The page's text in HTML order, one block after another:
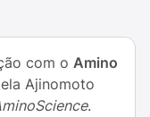
com o Amino
Ajinomoto
.